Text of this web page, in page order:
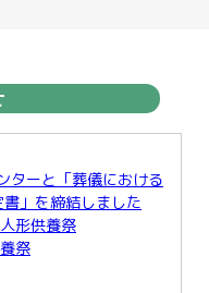
ターと「葬儀における
」を締結しました
形供養祭
祭